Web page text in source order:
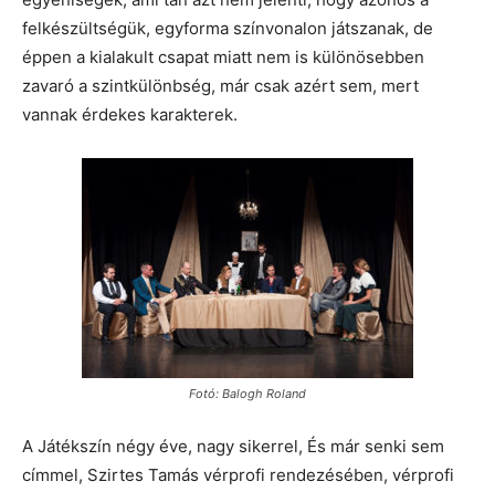
felkészültségük, egyforma színvonalon játszanak, de
éppen a kialakult csapat miatt nem is különösebben
zavaró a szintkülönbség, már csak azért sem, mert
vannak érdekes karakterek.
Fotó: Balogh Roland
A Játékszín négy éve, nagy sikerrel, És már senki sem
címmel, Szirtes Tamás vérprofi rendezésében, vérprofi